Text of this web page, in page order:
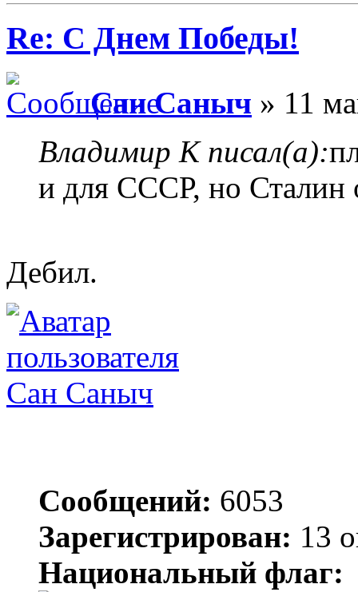
Re: С Днем Победы!
Сан Саныч » 11
Владимир К писал(а):
и для СССР, но Сталин
Дебил.
Сан Саныч
Сообщений: 6053
Зарегистрирован: 13
Национальный флаг: